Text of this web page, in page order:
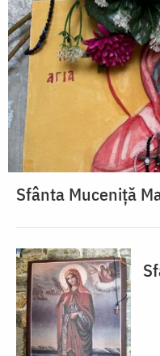
Sfânta Muceniță